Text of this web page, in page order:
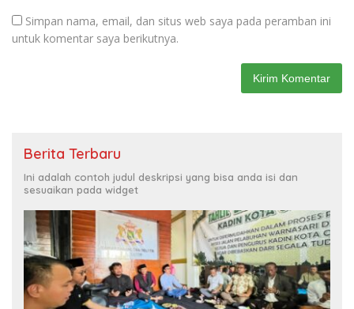
Simpan nama, email, dan situs web saya pada peramban ini
untuk komentar saya berikutnya.
Berita Terbaru
Ini adalah contoh judul deskripsi yang bisa anda isi dan
sesuaikan pada widget